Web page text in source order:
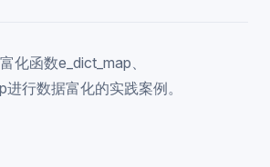
化函数e_dict_map、
行数据富化的实践案例。